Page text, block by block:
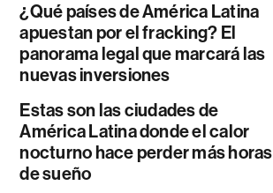
¿Qué países de América Latina
apuestan por el fracking? El
panorama legal que marcará las
nuevas inversiones
Estas son las ciudades de
América Latina donde el calor
nocturno hace perder más horas
de sueño